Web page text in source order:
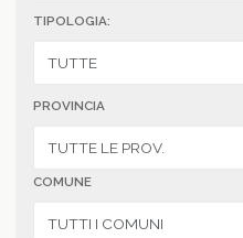
TIPOLOGIA:
PROVINCIA
COMUNE